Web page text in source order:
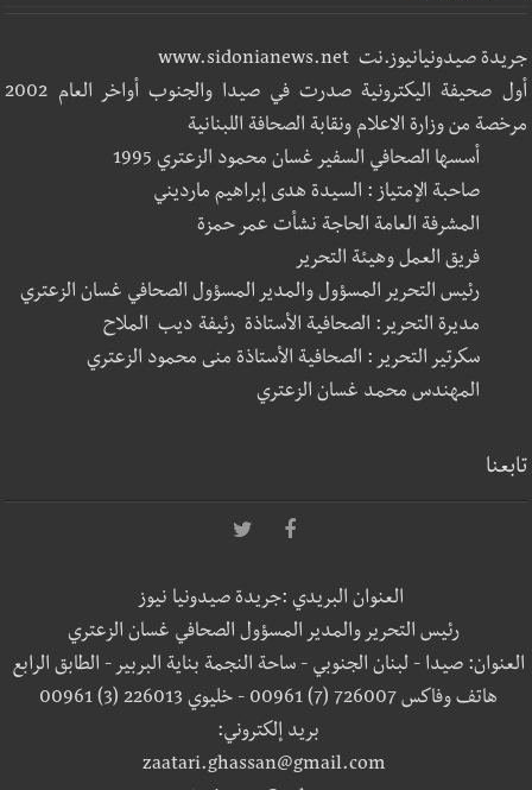
جريدة صيدونيانيوز.نت www.sidonianews.net
أول صحيفة اليكترونية صدرت في صيدا والجنوب أواخر العام 2002
مرخصة من وزارة الاعلام ونقابة الصحافة اللبنانية
أسسها الصحافي السفير غسان محمود الزعتري 1995
صاحبة الإمتياز : السيدة هدى إبراهيم مارديني
المشرفة العامة الحاجة نشأت عمر حمزة
فريق العمل وهيئة التحرير
رئيس التحرير المسؤول والمدير المسؤول الصحافي غسان الزعتري
مديرة التحرير: الصحافية الأستاذة رئيفة ديب الملاح
سكرتير التحرير : الصحافية الأستاذة منى محمود الزعتري
المهندس محمد غسان الزعتري
تابعنا
العنوان البريدي :جريدة صيدونيا نيوز
رئيس التحرير والمدير المسؤول الصحافي غسان الزعتري
العنوان: صيدا - لبنان الجنوبي - ساحة النجمة بناية البربير - الطابق الرابع
هاتف وفاكس 726007 (7) 00961 - خليوي 226013 (3) 00961
بريد إلكتروني:
zaatari.ghassan@gmail.com